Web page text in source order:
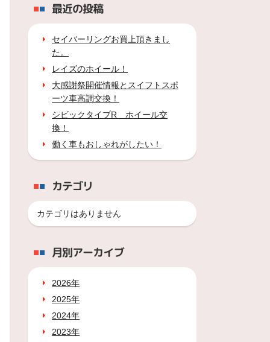
最近の投稿
セイバーリングお買上頂きまし
た。
レイズのホイール！
大感謝祭開催情報とスイフトスポ
ーツ車高調交換！
シビックタイプR ホイール交
換！
働く車もおしゃれがしたい！
カテゴリ
カテゴリはありません
月別アーカイブ
2026年
2025年
2024年
2023年